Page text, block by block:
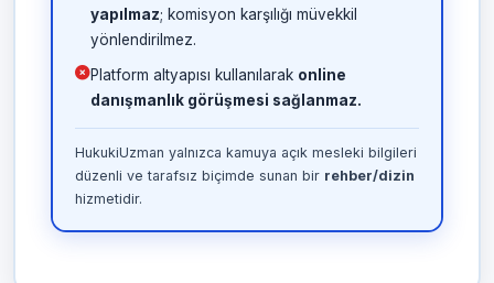
yapılmaz; komisyon karşılığı müvekkil
yönlendirilmez.
Platform altyapısı kullanılarak online
danışmanlık görüşmesi sağlanmaz.
HukukiUzman yalnızca kamuya açık mesleki bilgileri
düzenli ve tarafsız biçimde sunan bir rehber/dizin
hizmetidir.